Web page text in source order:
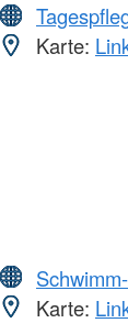
Karte:
Karte: